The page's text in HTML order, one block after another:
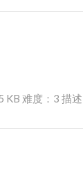
难度：3 描